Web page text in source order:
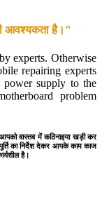
आवश्यकता है।"
experts. Otherwise
repairing experts
power supply to the
problem
आपको वास्तव में कठिनाइया खड़ी कर
का निर्देश देकर आपके काम काज
है।